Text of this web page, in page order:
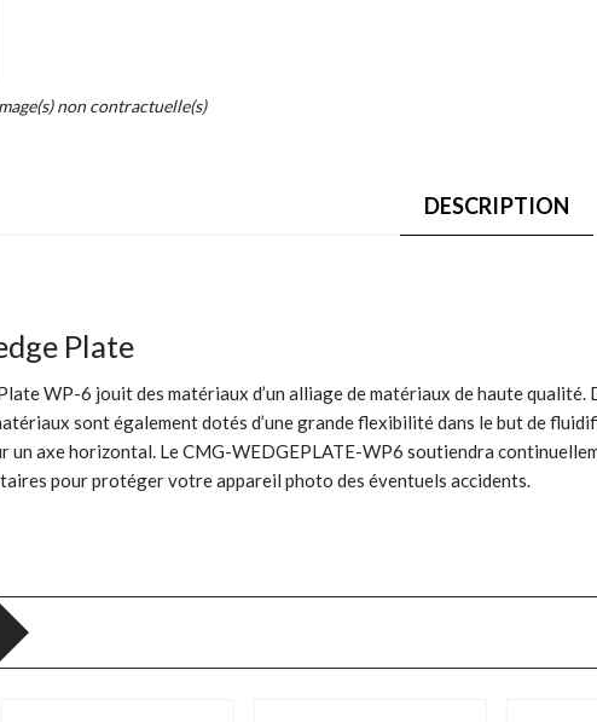
non contractuelle(s)
DESCRIPTION
Plate
WP-6 jouit des matériaux d’un alliage de matériaux de haute
sont également dotés d’une grande flexibilité dans le but de
un axe horizontal. Le CMG-WEDGEPLATE-WP6 soutiendra
pour protéger votre appareil photo des éventuels accidents.